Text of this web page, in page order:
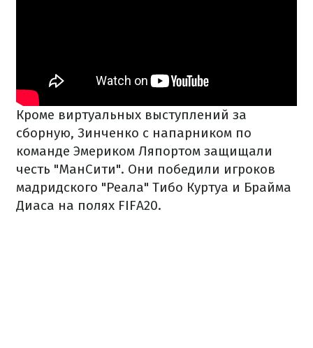
Кроме виртуальных выступлений за
сборную, Зинченко с напарником по
команде Эмериком Ляпортом защищали
честь "МанСити". Они победили игроков
мадридского "Реала" Тибо Куртуа и Брайма
Диаса на полях FIFA20.